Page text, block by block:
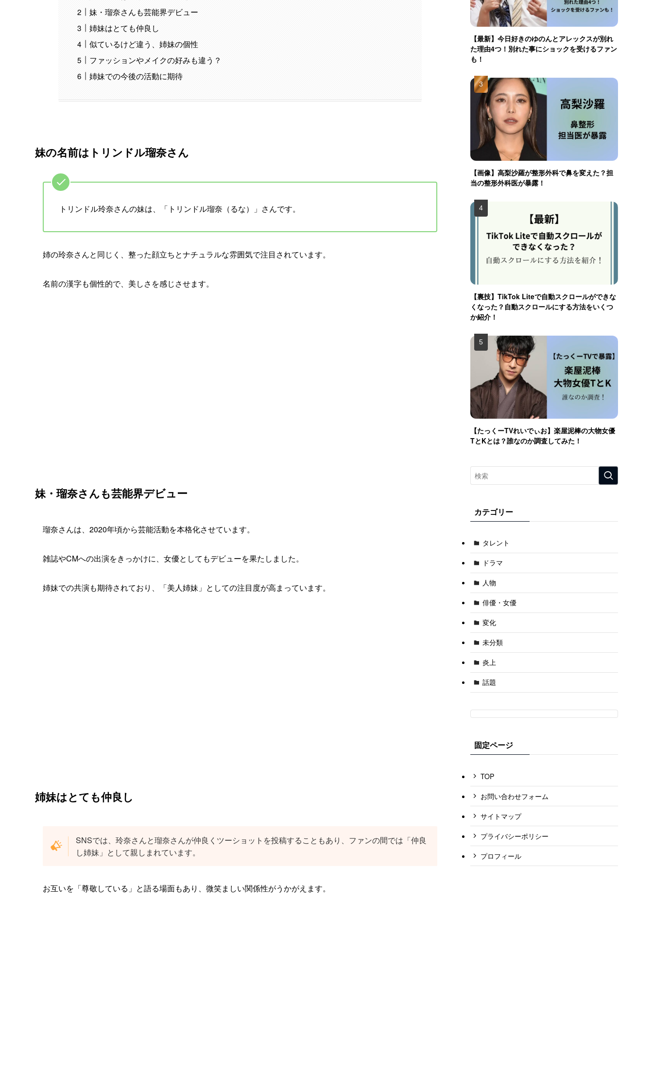
妹・瑠奈さんも芸能界デビュー
姉妹はとても仲良し
似ているけど違う、姉妹の個性
ファッションやメイクの好みも違う？
姉妹での今後の活動に期待
妹の名前はトリンドル瑠奈さん
トリンドル玲奈さんの妹は、「トリンドル瑠奈（るな）」さんです。
姉の玲奈さんと同じく、整った顔立ちとナチュラルな雰囲気で注目されています。
名前の漢字も個性的で、美しさを感じさせます。
妹・瑠奈さんも芸能界デビュー
瑠奈さんは、2020年頃から芸能活動を本格化させています。
雑誌やCMへの出演をきっかけに、女優としてもデビューを果たしました。
姉妹での共演も期待されており、「美人姉妹」としての注目度が高まっています。
姉妹はとても仲良し
SNSでは、玲奈さんと瑠奈さんが仲良くツーショットを投稿することもあり、ファンの間では「仲良
し姉妹」として親しまれています。
お互いを「尊敬している」と語る場面もあり、微笑ましい関係性がうかがえます。
【最新】今日好きのゆのんとアレックスが別れ
た理由4つ！別れた事にショックを受けるファン
も！
【画像】高梨沙羅が整形外科で鼻を変えた？担
当の整形外科医が暴露！
【裏技】TikTok Liteで自動スクロールができな
くなった？自動スクロールにする方法をいくつ
か紹介！
【たっくーTVれいでぃお】楽屋泥棒の大物女優
TとKとは？誰なのか調査してみた！
カテゴリー
タレント
ドラマ
人物
俳優・女優
変化
未分類
炎上
話題
固定ページ
TOP
お問い合わせフォーム
サイトマップ
プライバシーポリシー
プロフィール